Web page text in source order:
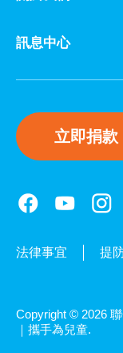
訊息中心
立即捐款
法律事宜 提
Copyright © 2026
｜攜手為兒童.